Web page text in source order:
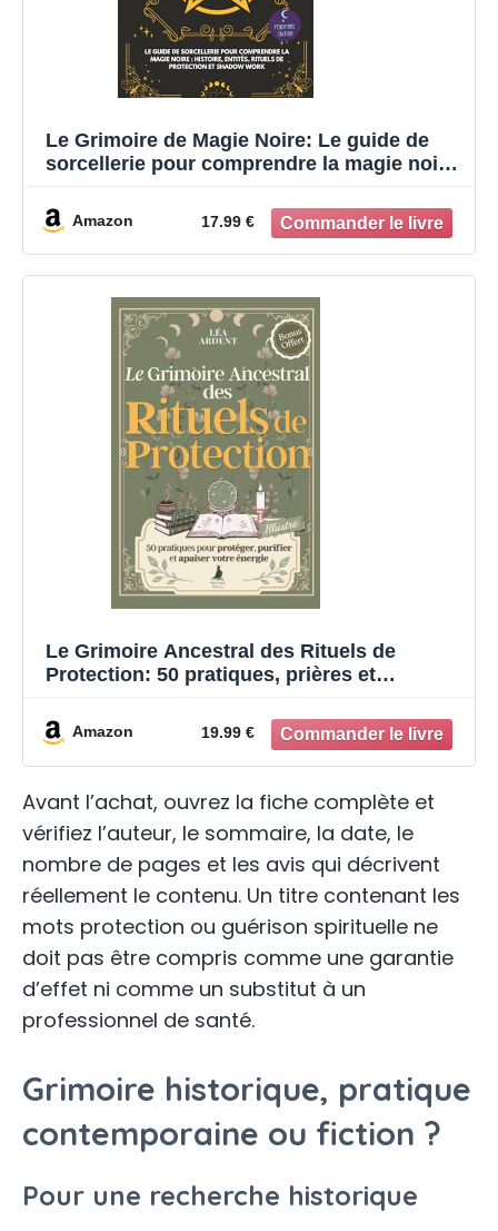
Le Grimoire de Magie Noire: Le guide de
sorcellerie pour comprendre la magie noire
shadow work
Amazon 17.99 €
Le Grimoire Ancestral des Rituels de
Protection: 50 pratiques, prières et
la protection énergétique, la purification et
la guérison spirituelle
Amazon 19.99 €
Avant l’achat, ouvrez la fiche complète et
vérifiez l’auteur, le sommaire, la date, le
nombre de pages et les avis qui décrivent
réellement le contenu. Un titre contenant les
mots protection ou guérison spirituelle ne
doit pas être compris comme une garantie
d’effet ni comme un substitut à un
professionnel de santé.
Grimoire historique, pratique
contemporaine ou fiction ?
Pour une recherche historique